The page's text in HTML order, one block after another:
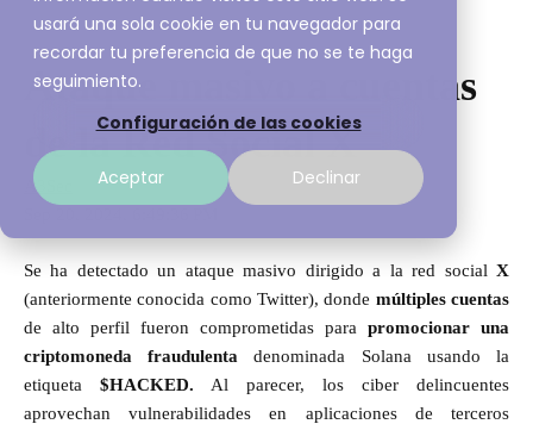
usará una sola cookie en tu navegador para
recordar tu preferencia de que no se te haga
seguimiento.
Configuración de las cookies
Aceptar Declinar
Ataque masivo a cuentas
de la Red Social X
A3Sec
Se ha detectado un ataque masivo dirigido a la red social X
(anteriormente conocida como Twitter), donde múltiples cuentas
de alto perfil fueron comprometidas para promocionar una
criptomoneda fraudulenta denominada Solana usando la
etiqueta $HACKED. Al parecer, los ciber delincuentes
aprovechan vulnerabilidades en aplicaciones de terceros